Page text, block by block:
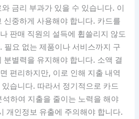
금리 부과가 있을 수 있습니다. 이
신중하게 사용해야 합니다. 카드를
판매 직원의 설득에 휩쓸리지 않도
필요 없는 제품이나 서비스까지 구
분별력을 유지해야 합니다. 소액 결
편리하지만, 이로 인해 지출 내역
습니다. 따라서 정기적으로 카드
하여 지출을 줄이는 노력을 해야
개인정보 유출에 주의해야 합니다.